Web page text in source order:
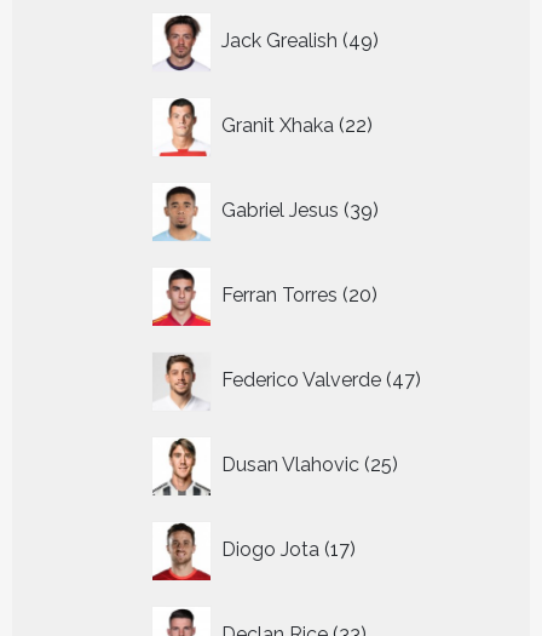
Jack Grealish 49
producten
Granit Xhaka 22
producten
Gabriel Jesus 39
producten
Ferran Torres 20
producten
Federico Valverde 47
producten
Dusan Vlahovic 25
producten
Diogo Jota 17
producten